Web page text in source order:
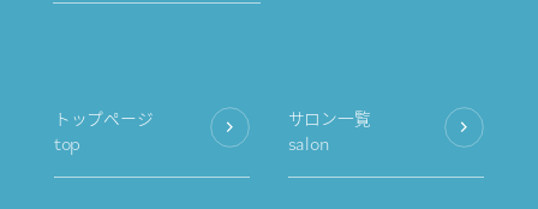
トップページ
top
サロン一覧
salon